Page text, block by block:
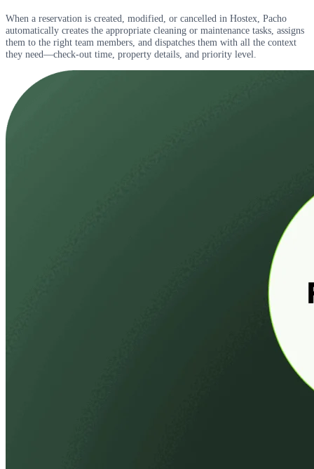
When a reservation is created, modified, or cancelled in Hostex, Pacho
automatically creates the appropriate cleaning or maintenance tasks, assigns
them to the right team members, and dispatches them with all the context
they need—check-out time, property details, and priority level.